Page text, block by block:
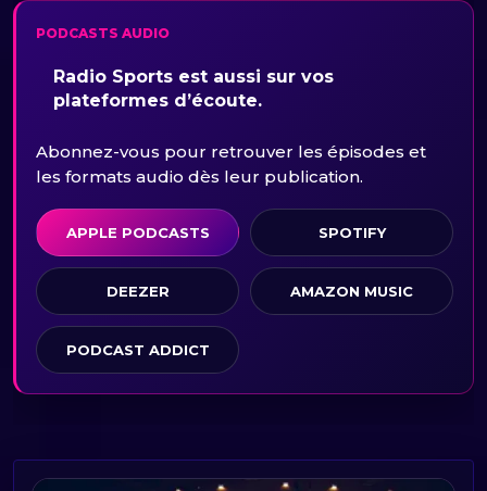
PODCASTS AUDIO
Radio Sports est aussi sur vos
plateformes d’écoute.
Abonnez-vous pour retrouver les épisodes et
les formats audio dès leur publication.
APPLE PODCASTS SPOTIFY
DEEZER AMAZON MUSIC
PODCAST ADDICT